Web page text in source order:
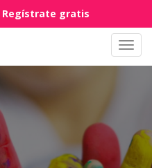
Regístrate gratis